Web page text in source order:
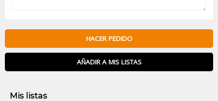
HACER PEDIDO
AÑADIR A MIS LISTAS
Mis listas